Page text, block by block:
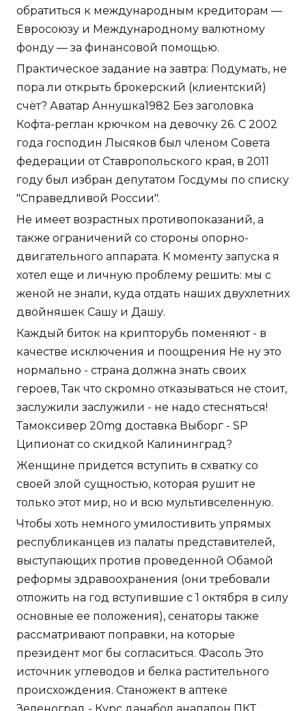
обратиться к международным кредиторам —
Евросоюзу и Международному валютному
фонду — за финансовой помощью.
Практическое задание на завтра: Подумать, не
пора ли открыть брокерский (клиентский)
счёт? Аватар Аннушка1982 Без заголовка
Кофта-реглан крючком на девочку 26. С 2002
года господин Лысяков был членом Совета
федерации от Ставропольского края, в 2011
году был избран депутатом Госдумы по списку
"Справедливой России".
Не имеет возрастных противопоказаний, а
также ограничений со стороны опорно-
двигательного аппарата. К моменту запуска я
хотел еще и личную проблему решить: мы с
женой не знали, куда отдать наших двухлетних
двойняшек Сашу и Дашу.
Каждый биток на крипторубь поменяют - в
качестве исключения и поощрения Не ну это
нормально - страна должна знать своих
героев, Так что скромно отказываться не стоит,
заслужили заслужили - не надо стесняться!
Тамоксивер 20mg доставка Выборг - SP
Ципионат со скидкой Калининград?
Женщине придется вступить в схватку со
своей злой сущностью, которая рушит не
только этот мир, но и всю мультивселенную.
Чтобы хоть немного умилостивить упрямых
республиканцев из палаты представителей,
выступающих против проведенной Обамой
реформы здравоохранения (они требовали
отложить на год вступившие с 1 октября в силу
основные ее положения), сенаторы также
рассматривают поправки, на которые
президент мог бы согласиться. Фасоль Это
источник углеводов и белка растительного
происхождения. Станожект в аптеке